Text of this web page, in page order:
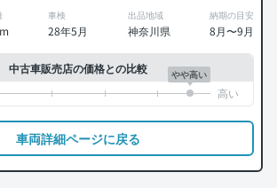
車検
28年5月
出品地域
神奈川県
納期の目安
8月〜9月
中古車販売店の価格との比較 やや高い
車両詳細ページに戻る